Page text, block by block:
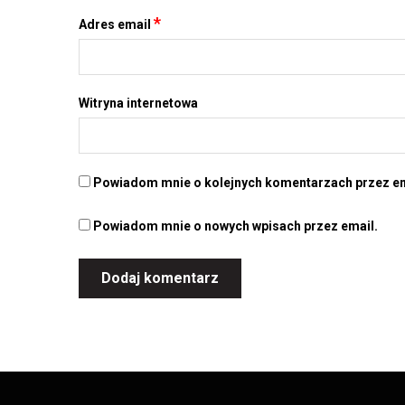
Adres email *
Witryna internetowa
Powiadom mnie o kolejnych komentarzach przez
Powiadom mnie o nowych wpisach przez email.